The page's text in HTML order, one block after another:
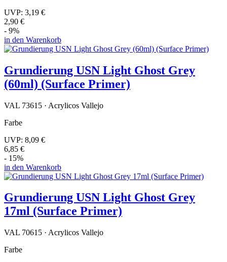
UVP: 3,19 €
2,90 €
- 9%
in den Warenkorb
Grundierung USN Light Ghost Grey
(60ml) (Surface Primer)
VAL 73615 · Acrylicos Vallejo
Farbe
UVP: 8,09 €
6,85 €
- 15%
in den Warenkorb
Grundierung USN Light Ghost Grey
17ml (Surface Primer)
VAL 70615 · Acrylicos Vallejo
Farbe